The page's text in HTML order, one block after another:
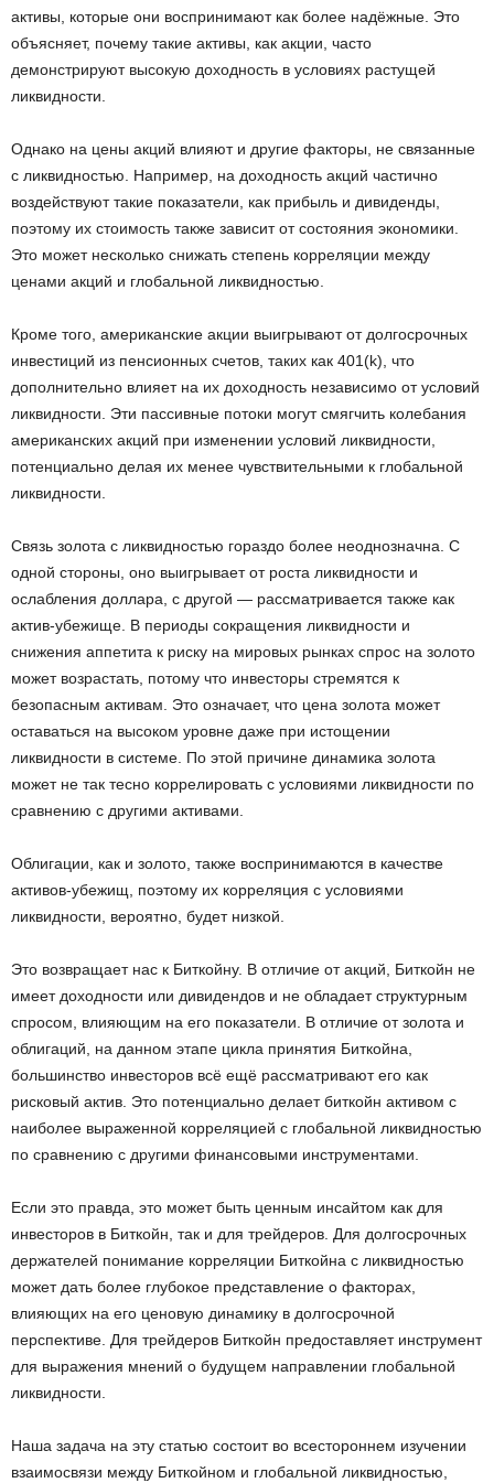
активы, которые они воспринимают как более надёжные. Это
объясняет, почему такие активы, как акции, часто
демонстрируют высокую доходность в условиях растущей
ликвидности.
Однако на цены акций влияют и другие факторы, не связанные
с ликвидностью. Например, на доходность акций частично
воздействуют такие показатели, как прибыль и дивиденды,
поэтому их стоимость также зависит от состояния экономики.
Это может несколько снижать степень корреляции между
ценами акций и глобальной ликвидностью.
Кроме того, американские акции выигрывают от долгосрочных
инвестиций из пенсионных счетов, таких как 401(k), что
дополнительно влияет на их доходность независимо от условий
ликвидности. Эти пассивные потоки могут смягчить колебания
американских акций при изменении условий ликвидности,
потенциально делая их менее чувствительными к глобальной
ликвидности.
Связь золота с ликвидностью гораздо более неоднозначна. С
одной стороны, оно выигрывает от роста ликвидности и
ослабления доллара, с другой — рассматривается также как
актив-убежище. В периоды сокращения ликвидности и
снижения аппетита к риску на мировых рынках спрос на золото
может возрастать, потому что инвесторы стремятся к
безопасным активам. Это означает, что цена золота может
оставаться на высоком уровне даже при истощении
ликвидности в системе. По этой причине динамика золота
может не так тесно коррелировать с условиями ликвидности по
сравнению с другими активами.
Облигации, как и золото, также воспринимаются в качестве
активов-убежищ, поэтому их корреляция с условиями
ликвидности, вероятно, будет низкой.
Это возвращает нас к Биткойну. В отличие от акций, Биткойн не
имеет доходности или дивидендов и не обладает структурным
спросом, влияющим на его показатели. В отличие от золота и
облигаций, на данном этапе цикла принятия Биткойна,
большинство инвесторов всё ещё рассматривают его как
рисковый актив. Это потенциально делает биткойн активом с
наиболее выраженной корреляцией с глобальной ликвидностью
по сравнению с другими финансовыми инструментами.
Если это правда, это может быть ценным инсайтом как для
инвесторов в Биткойн, так и для трейдеров. Для долгосрочных
держателей понимание корреляции Биткойна с ликвидностью
может дать более глубокое представление о факторах,
влияющих на его ценовую динамику в долгосрочной
перспективе. Для трейдеров Биткойн предоставляет инструмент
для выражения мнений о будущем направлении глобальной
ликвидности.
Наша задача на эту статью состоит во всестороннем изучении
взаимосвязи между Биткойном и глобальной ликвидностью,